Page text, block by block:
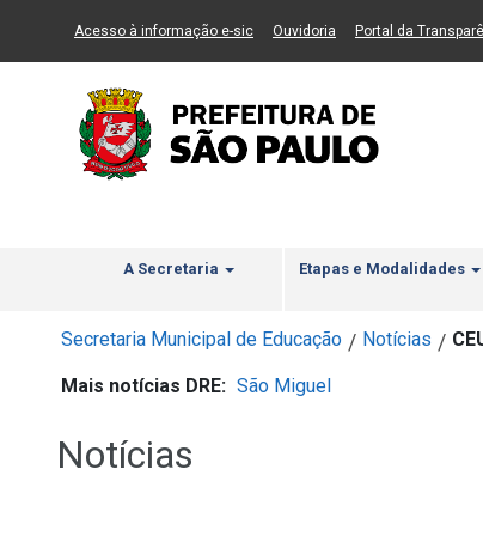
Ir ao Conteúdo Ir para menu principal 2 Ir para
Acesso à informação e-sic(Link para um novo sítio)
Ouvidoria (Link para um novo
Portal da
A Secretaria Etapas e Modalidades
Secretaria Municipal de Educação / Notícias /
Mais notícias DRE: São Miguel
Notícias